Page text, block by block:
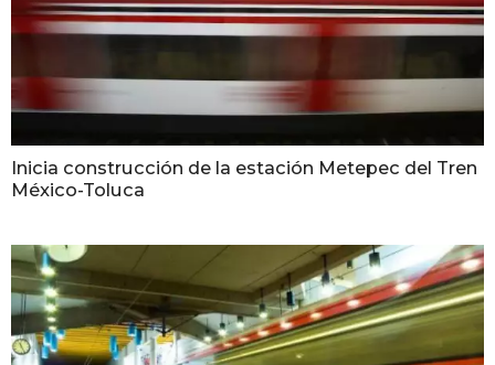
Inicia construcción de la estación Metepec del Tren
México-Toluca